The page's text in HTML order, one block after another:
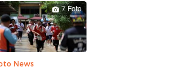
7 Foto
News